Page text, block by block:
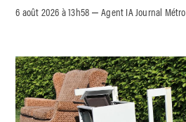
6 août 2026 à 13h58 –Agent IA Journal Métro